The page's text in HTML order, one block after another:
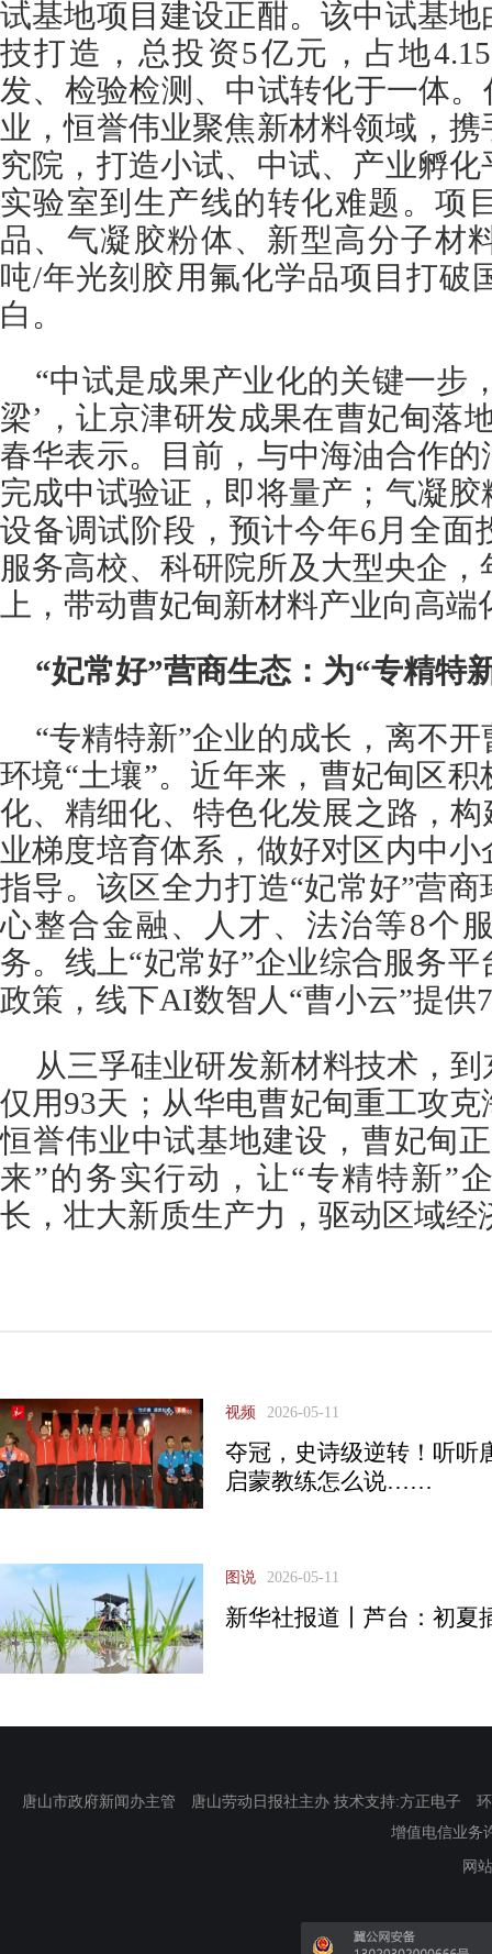
试基地项目建设正酣。该中试基
技打造，总投资5亿元，占地
发、检验检测、中试转化于一体
业，恒誉伟业聚焦新材料领域，
究院，打造小试、中试、产业孵
实验室到生产线的转化难题。项
品、气凝胶粉体、新型高分子材
吨/年光刻胶用氟化学品项目打破
白。
“中试是成果产业化的关键一步
梁’，让京津研发成果在曹妃甸落
春华表示。目前，与中海油合作
完成中试验证，即将量产；气凝
设备调试阶段，预计今年6月全面
服务高校、科研院所及大型央企
上，带动曹妃甸新材料产业向高
“妃常好”营商生态：为“专精特
“专精特新”企业的成长，离不
环境“土壤”。近年来，曹妃甸区
化、精细化、特色化发展之路，
业梯度培育体系，做好对区内中
指导。该区全力打造“妃常好”营
心整合金融、人才、法治等8个
务。线上“妃常好”企业综合服务
政策，线下AI数智人“曹小云”提供
从三孚硅业研发新材料技术，
仅用93天；从华电曹妃甸重工攻
恒誉伟业中试基地建设，曹妃甸
来”的务实行动，让“专精特新”
长，壮大新质生产力，驱动区域经
视频 2026-05-11
夺冠，史诗级逆转！听听
启蒙教练怎么说……
图说 2026-05-11
新华社报道丨芦台：初夏
唐山市政府新闻办主管 唐山劳动日报社主办 技术支持:方正电子
增值电信业务
网